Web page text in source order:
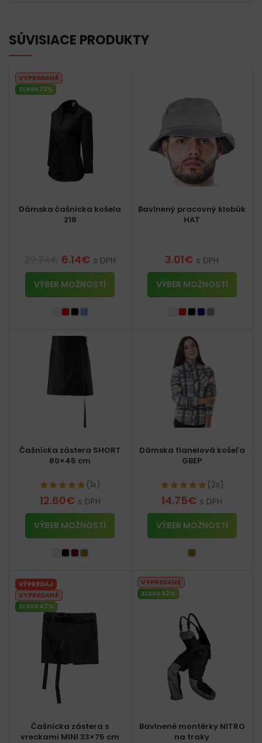
SÚVISIACE PRODUKTY
VYPREDANÉ
ZĽAVA 73%
Dámska čašnícka košela
218
6.14€ s DPH
VÝBER MOŽNOSTÍ
Bavlnený pracovný klobúk
HAT
3.01€ s DPH
VÝBER MOŽNOSTÍ
Čašnícka zástera SHORT
80×45 cm
(1x)
12.60€ s DPH
VÝBER MOŽNOSTÍ
Dámska flanelová košeľa
GBEP
(2x)
14.75€ s DPH
VÝBER MOŽNOSTÍ
VÝPREDAJ
VYPREDANÉ
ZĽAVA 47%
Čašnícka zástera s
vreckami MINI 33×75 cm
VYPREDANÉ
ZĽAVA 62%
Bavlnené montérky NITRO
na traky